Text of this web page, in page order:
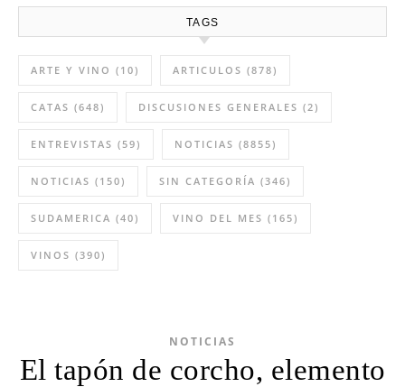
TAGS
ARTE Y VINO (10) ARTICULOS (878)
CATAS (648) DISCUSIONES GENERALES (2)
ENTREVISTAS (59) NOTICIAS (8855)
NOTICIAS (150) SIN CATEGORÍA (346)
SUDAMERICA (40) VINO DEL MES (165)
VINOS (390)
NOTICIAS
El tapón de corcho, elemento